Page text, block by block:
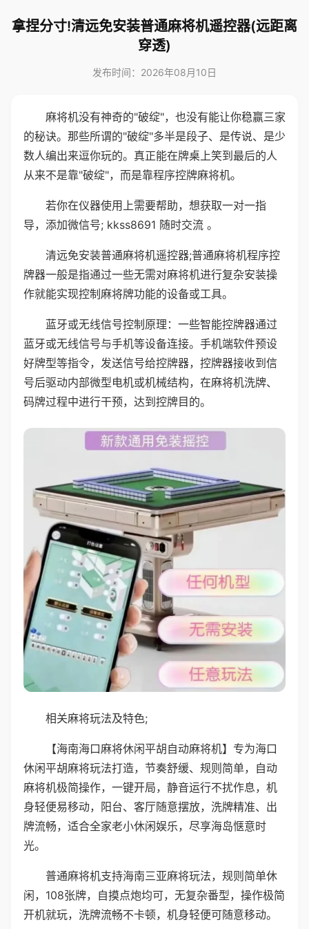
拿捏分寸!清远免安装普通麻将机遥控器(远距离
穿透)
发布时间：2026年08月10日
麻将机没有神奇的"破绽"，也没有能让你稳赢三家
的秘诀。那些所谓的"破绽"多半是段子、是传说、是少
数人编出来逗你玩的。真正能在牌桌上笑到最后的人
从来不是靠"破绽"，而是靠程序控牌麻将机。
若你在仪器使用上需要帮助，想获取一对一指
导，添加微信号; kkss8691 随时交流 。
清远免安装普通麻将机遥控器;普通麻将机程序控
牌器一般是指通过一些无需对麻将机进行复杂安装操
作就能实现控制麻将牌功能的设备或工具。
蓝牙或无线信号控制原理：一些智能控牌器通过
蓝牙或无线信号与手机等设备连接。手机端软件预设
好牌型等指令，发送信号给控牌器，控牌器接收到信
号后驱动内部微型电机或机械结构，在麻将机洗牌、
码牌过程中进行干预，达到控牌目的。
相关麻将玩法及特色;
【海南海口麻将休闲平胡自动麻将机】专为海口
休闲平胡麻将玩法打造，节奏舒缓、规则简单，自动
麻将机极简操作，一键开局，静音运行不扰作息，机
身轻便易移动，阳台、客厅随意摆放，洗牌精准、出
牌流畅，适合全家老小休闲娱乐，尽享海岛惬意时
光。
普通麻将机支持海南三亚麻将玩法，规则简单休
闲，108张牌，自摸点炮均可，无复杂番型，操作极简
开机就玩，洗牌流畅不卡顿，机身轻便可随意移动。